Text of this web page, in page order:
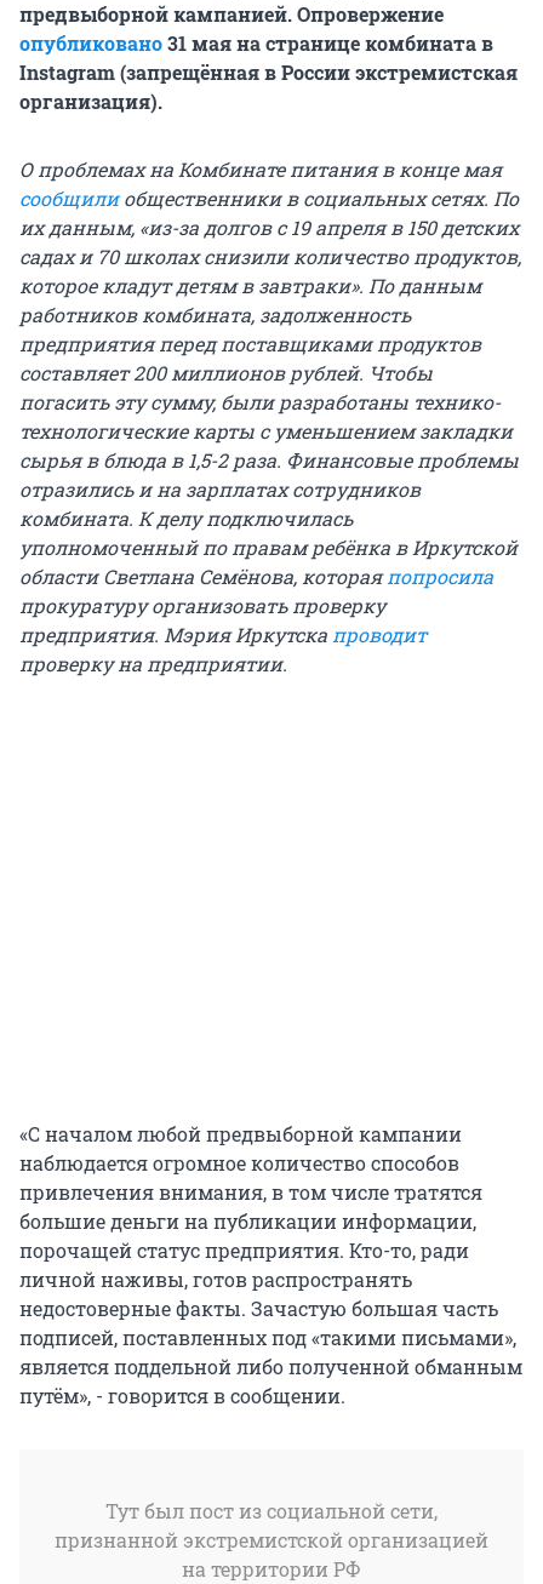
предвыборной кампанией. Опровержение
опубликовано31 мая на странице комбината в
Instagram (запрещённая в России экстремистская
организация).
О проблемах на Комбинате питания в конце мая
сообщилиобщественники в социальных сетях. По
их данным, «из-за долгов с 19 апреля в 150 детских
садах и 70 школах снизили количество продуктов,
которое кладут детям в завтраки». По данным
работников комбината, задолженность
предприятия перед поставщиками продуктов
составляет 200 миллионов рублей. Чтобы
погасить эту сумму, были разработаны технико-
технологические карты с уменьшением закладки
сырья в блюда в 1,5-2 раза. Финансовые проблемы
отразились и на зарплатах сотрудников
комбината. К делу подключилась
уполномоченный по правам ребёнка в Иркутской
области Светлана Семёнова, котораяпопросила
прокуратуру организовать проверку
предприятия. Мэрия Иркутска проводит
проверку на предприятии.
«С началом любой предвыборной кампании
наблюдается огромное количество способов
привлечения внимания, в том числе тратятся
большие деньги на публикации информации,
порочащей статус предприятия. Кто-то, ради
личной наживы, готов распространять
недостоверные факты. Зачастую большая часть
подписей, поставленных под «такими письмами»,
является поддельной либо полученной обманным
путём», - говорится в сообщении.
Тут был пост из социальной сети,
признанной экстремистской организацией
на территории РФ